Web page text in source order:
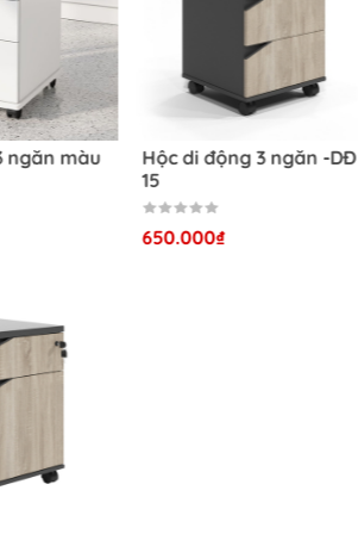
ngăn màu
Hộc di động 3 ngăn -DĐ
15
650.000₫